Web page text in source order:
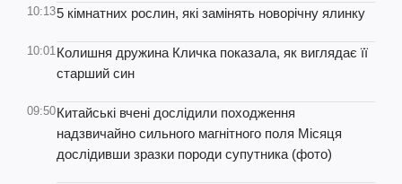
10:135 кімнатних рослин, які замінять новорічну ялинку
10:01Колишня дружина Кличка показала, як виглядає її
старший син
09:50Китайські вчені дослідили походження
надзвичайно сильного магнітного поля Місяця
дослідивши зразки породи супутника (фото)